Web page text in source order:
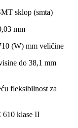
sklop (smta)
mm
(W) mm veličine
do 38,1 mm
fleksibilnost za
610 klase II